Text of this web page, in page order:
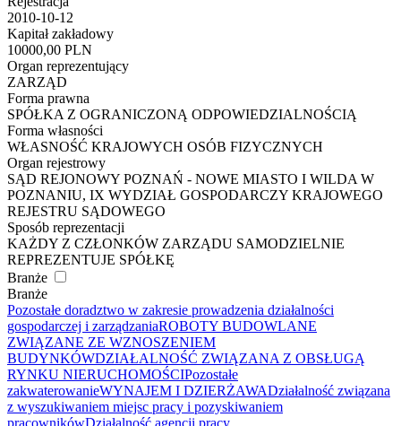
2010-10-12
Kapitał zakładowy
10000,00 PLN
Organ reprezentujący
ZARZĄD
Forma prawna
SPÓŁKA Z OGRANICZONĄ ODPOWIEDZIALNOŚCIĄ
Forma własności
WŁASNOŚĆ KRAJOWYCH OSÓB FIZYCZNYCH
Organ rejestrowy
SĄD REJONOWY POZNAŃ - NOWE MIASTO I WILDA W
POZNANIU, IX WYDZIAŁ GOSPODARCZY KRAJOWEGO
REJESTRU SĄDOWEGO
Sposób reprezentacji
KAŻDY Z CZŁONKÓW ZARZĄDU SAMODZIELNIE
REPREZENTUJE SPÓŁKĘ
Branże
Branże
Pozostałe doradztwo w zakresie prowadzenia działalności
gospodarczej i zarządzaniaROBOTY BUDOWLANE
ZWIĄZANE ZE WZNOSZENIEM
BUDYNKÓWDZIAŁALNOŚĆ ZWIĄZANA Z OBSŁUGĄ
RYNKU NIERUCHOMOŚCIPozostałe
zakwaterowanieWYNAJEM I DZIERŻAWADziałalność związana
z wyszukiwaniem miejsc pracy i pozyskiwaniem